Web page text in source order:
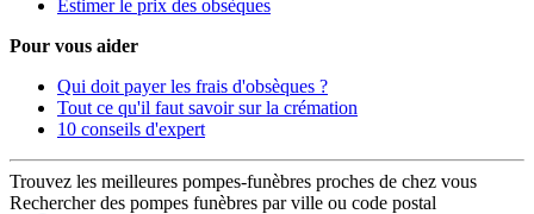
Estimer le prix des obsèques
Pour vous aider
Qui doit payer les frais d'obsèques ?
Tout ce qu'il faut savoir sur la crémation
10 conseils d'expert
Trouvez les meilleures pompes-funèbres proches de chez vous
Rechercher des pompes funèbres par ville ou code postal